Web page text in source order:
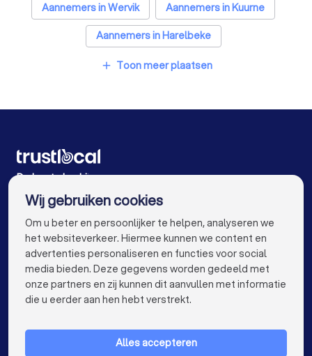
Glazenwassers in Wevelgem
Boekhouders in Wevelgem
Zonwering specialisten in Wevelgem
Aannemers in Wervik
Aannemers in Kuurne
Aannemers in Harelbeke
Aannemers in Zwevegem
Aannemers in Brugge
Aannemers in Aalst
Aannemers in Mechelen
Aannemers in Hasselt
Aannemers in Sint-Niklaas
Aannemers in Genk
Aannemers in Roeselare
Aannemers in Beveren
Aannemers in Dendermonde
Aannemers in Dilbeek
add Toon meer plaatsen
De beste bedrijven voor u
VOOR PARTICULIEREN keyboard_arrow_down
Wij gebruiken cookies
Om u beter en persoonlijker te helpen, analyseren we
het websiteverkeer. Hiermee kunnen we content en
advertenties personaliseren en functies voor social
media bieden. Deze gegevens worden gedeeld met
onze partners en zij kunnen dit aanvullen met informatie
die u eerder aan hen hebt verstrekt.
Alles accepteren